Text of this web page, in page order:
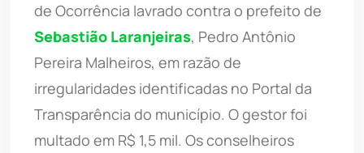
de Ocorrência lavrado contra o prefeito de
Sebastião Laranjeiras, Pedro Antônio
Pereira Malheiros, em razão de
irregularidades identificadas no Portal da
Transparência do município. O gestor foi
multado em R$ 1,5 mil. Os conselheiros